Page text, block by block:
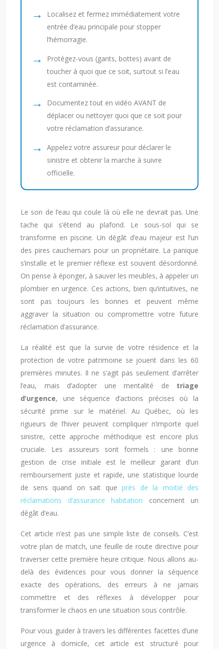
Localisez et fermez immédiatement votre
entrée d’eau principale pour stopper
l’hémorragie.
Protégez-vous (gants, bottes) avant de
toucher à quoi que ce soit, surtout si l’eau
est contaminée.
Documentez tout en vidéo AVANT de
déplacer ou nettoyer quoi que ce soit pour
votre réclamation d’assurance.
Appelez votre assureur pour déclarer le
sinistre et obtenir la marche à suivre
officielle.
Le son de l’eau qui coule là où elle ne devrait pas. Une
tache qui s’étend au plafond. Le sous-sol qui se
transforme en piscine. Un dégât d’eau majeur est l’un
des pires cauchemars pour un propriétaire. La panique
s’installe et le premier réflexe est souvent désordonné.
On pense à éponger, à sauver les meubles, à appeler un
plombier en urgence. Ces actions, bien qu’intuitives, ne
sont pas toujours les bonnes et peuvent même
aggraver la situation ou compromettre votre future
réclamation d’assurance.
La réalité est que la survie de votre résidence et la
protection de votre patrimoine se jouent dans les 60
premières minutes. Il ne s’agit pas seulement d’arrêter
l’eau, mais d’adopter une mentalité de triage
d’urgence, une séquence d’actions précises où la
sécurité prime sur le matériel. Au Québec, où les
rigueurs de l’hiver peuvent compliquer n’importe quel
sinistre, cette approche méthodique est encore plus
cruciale. Les assureurs sont formels : une bonne
gestion de crise initiale est le meilleur garant d’un
remboursement juste et rapide, une statistique lourde
de sens quand on sait que près de la moitié des
réclamations d’assurance habitation concernent un
dégât d’eau.
Cet article n’est pas une simple liste de conseils. C’est
votre plan de match, une feuille de route directive pour
traverser cette première heure critique. Nous allons au-
delà des évidences pour vous donner la séquence
exacte des opérations, des erreurs à ne jamais
commettre et des réflexes à développer pour
transformer le chaos en une situation sous contrôle.
Pour vous guider à travers les différentes facettes d’une
urgence à domicile, cet article est structuré pour